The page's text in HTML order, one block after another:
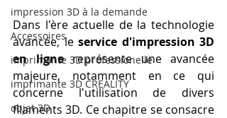
impression 3D à la demande
Accessoires
imprimante 3D professionelle
imprimante 3D CREALITY
objet 3D
Dans l'ère actuelle de la technologie
avancée, le service d'impression 3D
en ligne représente une avancée
majeure, notamment en ce qui
concerne l'utilisation de divers
filaments 3D. Ce chapitre se consacre